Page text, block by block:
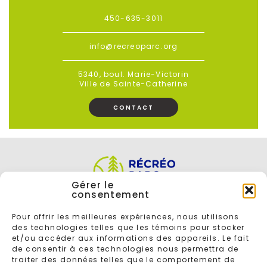
Gérer le
consentement
Pour offrir les meilleures expériences, nous utilisons
des technologies telles que les témoins pour stocker
et/ou accéder aux informations des appareils. Le fait
de consentir à ces technologies nous permettra de
traiter des données telles que le comportement de
450-635-3011
info@recreoparc.org
5340, boul. Marie-Victorin
Ville de Sainte-Catherine
CONTACT